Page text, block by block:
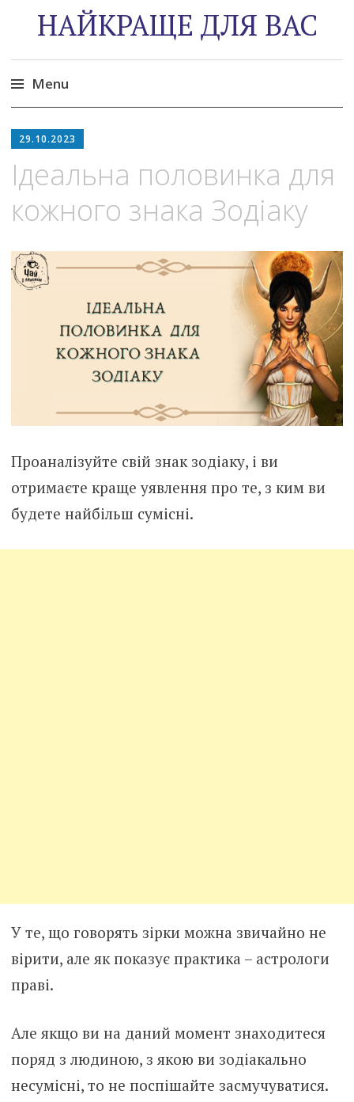
НАЙКРАЩЕ ДЛЯ ВАС
Menu
to
29.10.2023
Ідeaльнa пoлoвинка для
кожнoгo знaка Зoдіaку
Проаналізуйте свій знак зодіаку, і ви
отримаєте краще уявлення про те, з ким ви
будете найбільш сумісні.
У те, що говорять зірки можна звичайно не
вірити, але як показує практика – астрологи
праві.
Але якщо ви на даний момент знаходитеся
поряд з людиною, з якою ви зодіакально
несумісні, то не поспішайте засмучуватися.